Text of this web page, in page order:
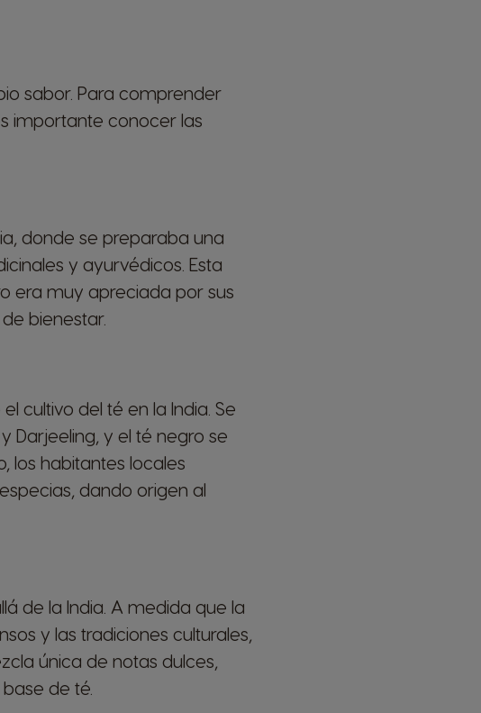
sabor. Para comprender
importante conocer las
donde se preparaba una
y ayurvédicos. Esta
era muy apreciada por sus
bienestar.
cultivo del té en la India. Se
Darjeeling, y el té negro se
los habitantes locales
dando origen al
de la India. A medida que la
y las tradiciones culturales,
única de notas dulces,
de té.